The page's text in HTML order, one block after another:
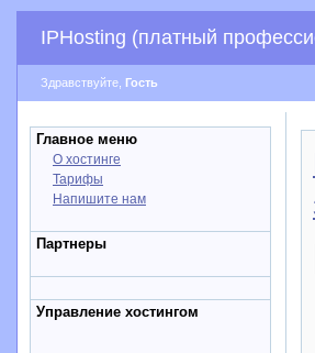
IPHosting (платный
Здравствуйте, Гость
Главное меню
О хостинге
Тарифы
Напишите нам
Партнеры
Управление хостингом